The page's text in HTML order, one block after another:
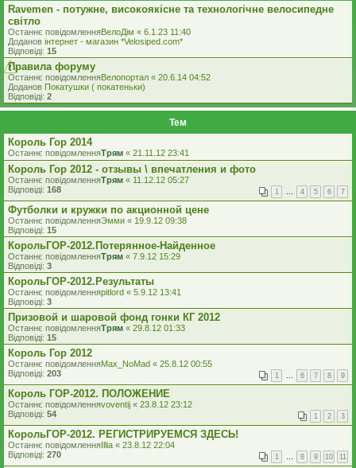
Ravemen - потужне, високоякісне та технологічне велосипедне
світло
Останнє повідомленняВелоДім « 6.1.23 11:40
Доданов iнтернет - магазин *Velosiped.com*
Відповіді: 15
Правила форуму
Останнє повідомленняВелопортал « 20.6.14 04:52
Доданов Покатушки ( покатеньки)
Відповіді: 2
Тем
Король Гор 2014
Останнє повідомленняТрям « 21.11.12 23:41
Король Гор 2012 - отзывы \ впечатления и фото
Останнє повідомленняТрям « 11.12.12 05:27
Відповіді: 168 1 … 4 5 6 7
Футболки и кружки по акционной цене
Останнє повідомленняЭмми « 19.9.12 09:38
Відповіді: 15
КорольГОР-2012.Потерянное-Найденное
Останнє повідомленняТрям « 7.9.12 15:29
Відповіді: 3
КорольГОР-2012.Результаты
Останнє повідомленняpitlord « 5.9.12 13:41
Відповіді: 3
Призовой и шаровой фонд гонки КГ 2012
Останнє повідомленняТрям « 29.8.12 01:33
Відповіді: 15
Король Гор 2012
Останнє повідомленняMax_NoMad « 25.8.12 00:55
Відповіді: 203 1 … 6 7 8 9
Король ГОР-2012. ПОЛОЖЕНИЕ
Останнє повідомленняvoventij « 23.8.12 23:12
Відповіді: 54 1 2 3
КорольГОР-2012. РЕГИСТРИРУЕМСЯ ЗДЕСЬ!
Останнє повідомленняIllia « 23.8.12 22:04
Відповіді: 270 1 … 8 9 10 11